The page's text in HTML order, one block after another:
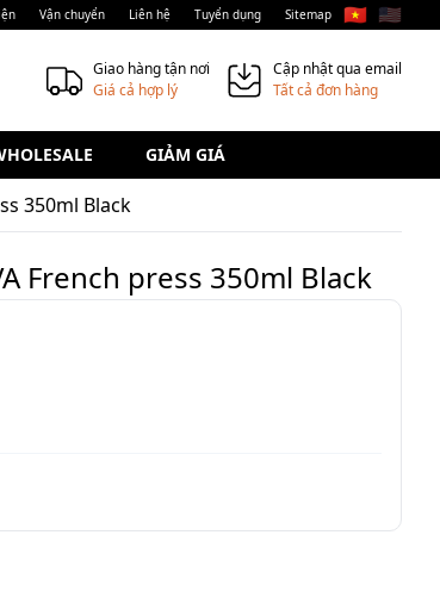
Vận chuyển Liên hệ Tuyển dụng Sitemap 🇻🇳 🇺🇸
Giao hàng tận nơi
Giá cả hợp lý
Cập nhật qua email
Tất cả đơn hàng
GIẢM GIÁ
350ml Black
French press 350ml Black